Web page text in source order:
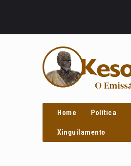
Home Política
Xinguilamento
PROCURAR